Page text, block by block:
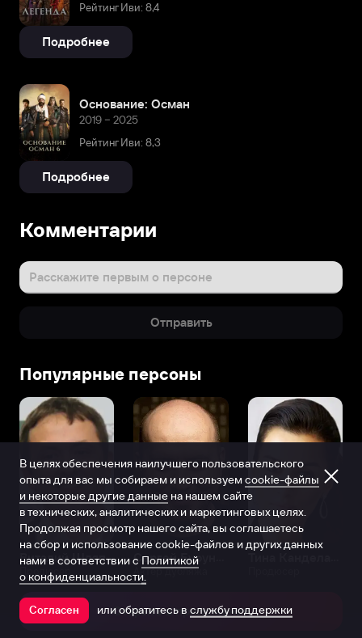
Рейтинг Иви: 8,4
Подробнее
Основание: Осман
2019 – 2025
Рейтинг Иви: 8,3
Подробнее
Комментарии
Расскажите первым о персоне
Отправить
Популярные персоны
Виталий Шляппо
Продюсер Актёр дубляжа
Открыть в приложении
В целях обеспечения наилучшего пользовательского
опыта для вас мы собираем и используем cookie-файлы
и некоторые другие данные на нашем сайте
в технических, аналитических и маркетинговых целях.
Продолжая просмотр нашего сайта, вы соглашаетесь
на сбор и использование cookie-файлов и других данных
нами в соответствии с Политикой
о конфиденциальности.
Согласен или обратитесь в службу поддержки